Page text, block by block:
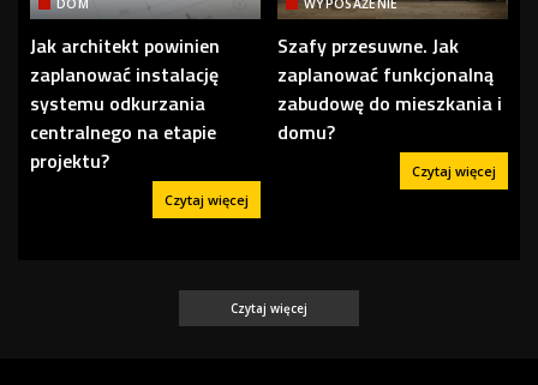
Jak architekt powinien
zaplanować instalację
systemu odkurzania
centralnego na etapie
projektu?
Czytaj więcej
Szafy przesuwne. Jak
zaplanować funkcjonalną
zabudowę do mieszkania i
domu?
Czytaj więcej
Czytaj więcej